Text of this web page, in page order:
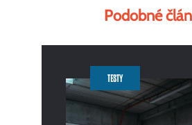
Podobné
TESTY